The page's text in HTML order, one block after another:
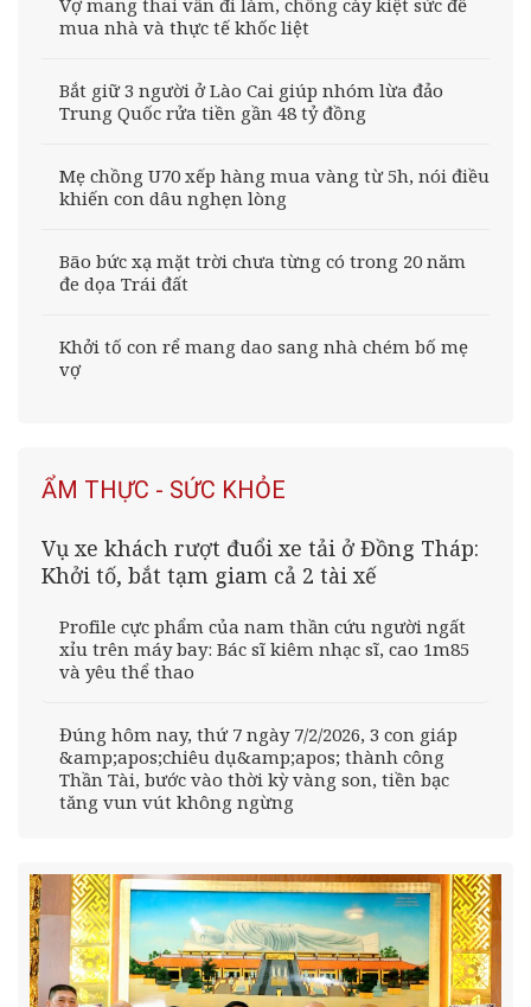
mua nhà và thực tế khốc liệt
Bắt giữ 3 người ở Lào Cai giúp nhóm lừa đảo
Trung Quốc rửa tiền gần 48 tỷ đồng
Mẹ chồng U70 xếp hàng mua vàng từ 5h, nói điều
khiến con dâu nghẹn lòng
Bão bức xạ mặt trời chưa từng có trong 20 năm
đe dọa Trái đất
Khởi tố con rể mang dao sang nhà chém bố mẹ
vợ
ẨM THỰC - SỨC KHỎE
Vụ xe khách rượt đuổi xe tải ở Đồng Tháp:
Khởi tố, bắt tạm giam cả 2 tài xế
Profile cực phẩm của nam thần cứu người ngất
xỉu trên máy bay: Bác sĩ kiêm nhạc sĩ, cao 1m85
và yêu thể thao
Đúng hôm nay, thứ 7 ngày 7/2/2026, 3 con giáp
&amp;apos;chiêu dụ&amp;apos; thành công
Thần Tài, bước vào thời kỳ vàng son, tiền bạc
tăng vun vút không ngừng